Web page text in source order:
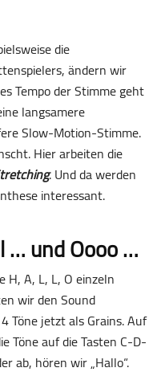
die
ändern wir
Tempo der Stimme geht
langsamere
Slow-Motion-Stimme.
Hier arbeiten die
. Und da werden
interessant.
… und Oooo …
H, A, L, L, O einzeln
wir den Sound
Töne jetzt als Grains. Auf
Töne auf die Tasten C-D-
ab, hören wir „Hallo“.